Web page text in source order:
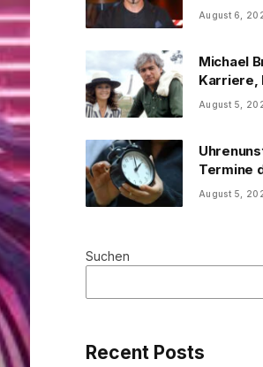
August 6,
Michael
Karriere,
Filme
August 5,
Termine
August 5,
Suchen
Recent Posts